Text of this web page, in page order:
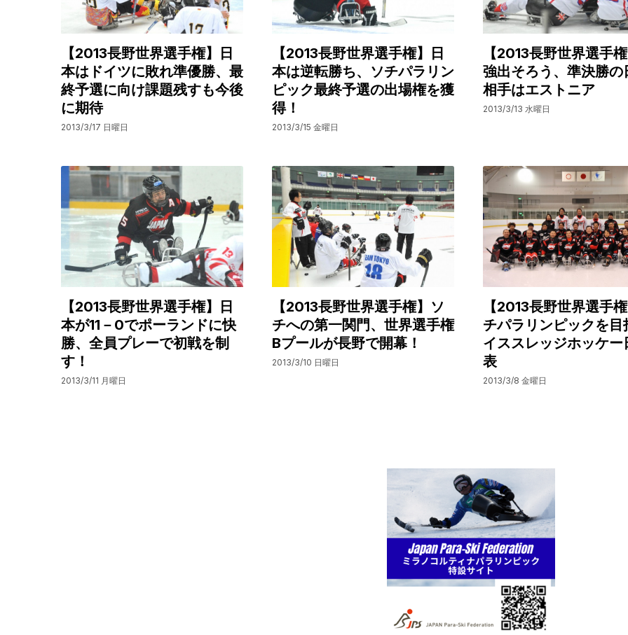
【2013長野世界選手権】日
本はドイツに敗れ準優勝、最
終予選に向け課題残すも今後
に期待
2013/3/17 日曜日
【2013長野世界選手権】日
本は逆転勝ち、ソチパラリン
ピック最終予選の出場権を獲
得！
2013/3/15 金曜日
【2013長野世界選手
強出そろう、準決勝の
相手はエストニア
2013/3/13 水曜日
【2013長野世界選手権】日
本が11－0でポーランドに快
勝、全員プレーで初戦を制
す！
2013/3/11 月曜日
【2013長野世界選手権】ソ
チへの第一関門、世界選手権
Bプールが長野で開幕！
2013/3/10 日曜日
【2013長野世界選手
チパラリンピックを目
イススレッジホッケー
表
2013/3/8 金曜日